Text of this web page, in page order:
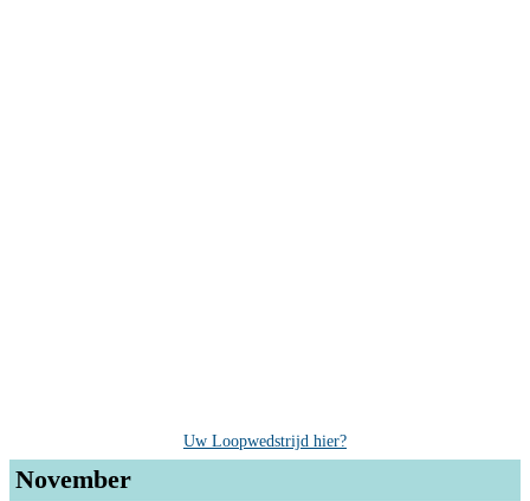
Uw Loopwedstrijd hier?
November